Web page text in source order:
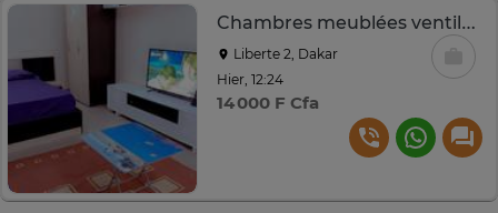
Chambres meublées ventilées ou climatisées
Liberte 2, Dakar
Hier, 12:24
14 000 F Cfa